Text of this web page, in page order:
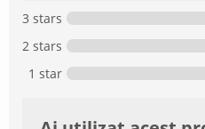
3 stars
2 stars
1 star